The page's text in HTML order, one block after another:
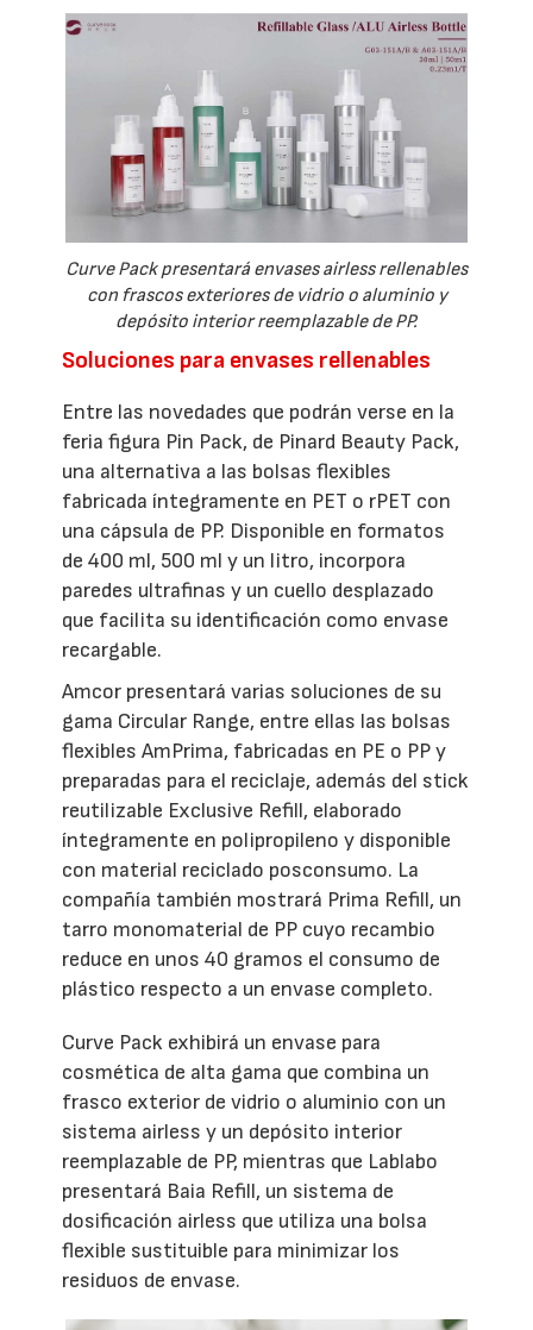
Curve Pack presentará envases airless rellenables
con frascos exteriores de vidrio o aluminio y
depósito interior reemplazable de PP.
Soluciones para envases rellenables
Entre las novedades que podrán verse en la
feria figura Pin Pack, de Pinard Beauty Pack,
una alternativa a las bolsas flexibles
fabricada íntegramente en PET o rPET con
una cápsula de PP. Disponible en formatos
de 400 ml, 500 ml y un litro, incorpora
paredes ultrafinas y un cuello desplazado
que facilita su identificación como envase
recargable.
Amcor presentará varias soluciones de su
gama Circular Range, entre ellas las bolsas
flexibles AmPrima, fabricadas en PE o PP y
preparadas para el reciclaje, además del stick
reutilizable Exclusive Refill, elaborado
íntegramente en polipropileno y disponible
con material reciclado posconsumo. La
compañía también mostrará Prima Refill, un
tarro monomaterial de PP cuyo recambio
reduce en unos 40 gramos el consumo de
plástico respecto a un envase completo.
Curve Pack exhibirá un envase para
cosmética de alta gama que combina un
frasco exterior de vidrio o aluminio con un
sistema airless y un depósito interior
reemplazable de PP, mientras que Lablabo
presentará Baia Refill, un sistema de
dosificación airless que utiliza una bolsa
flexible sustituible para minimizar los
residuos de envase.